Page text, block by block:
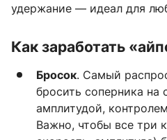
удержание — идеал для
Как заработать
Бросок. Самый
бросить соперника на
амплитудой,
Важно, чтобы все три